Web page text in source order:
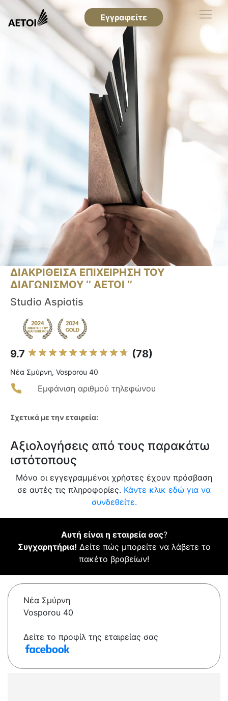
Εγγραφείτε
ΔΙΑΚΡΙΘΕΙΣΑ ΕΠΙΧΕΙΡΗΣΗ ΤΟΥ
ΔΙΑΓΩΝΙΣΜΟΥ ‘’ ΑΕΤΟΙ ‘’
Studio Aspiotis
9.7 (78)
Νέα Σμύρνη, Vosporou 40
Εμφάνιση αριθμού τηλεφώνου
Σχετικά με την εταιρεία:
Αξιολογήσεις από τους παρακάτω
ιστότοπους
Μόνο οι εγγεγραμμένοι χρήστες έχουν πρόσβαση
σε αυτές τις πληροφορίες. Κάντε κλικ εδώ για να
συνδεθείτε.
Αυτή είναι η εταιρεία σας?
Συγχαρητήρια! Δείτε πώς μπορείτε να λάβετε το
πακέτο βραβείων!
Νέα Σμύρνη
Vosporou 40
Δείτε το προφίλ της εταιρείας σας